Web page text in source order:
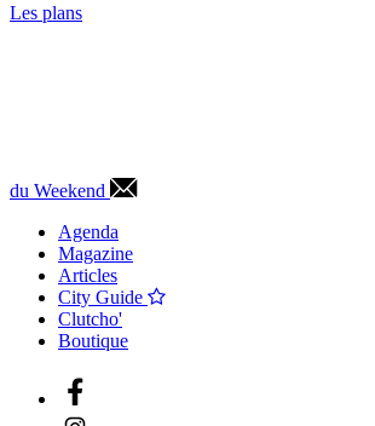
Les plans
du Weekend
Agenda
Magazine
Articles
City Guide
Clutcho'
Boutique